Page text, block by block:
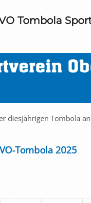
Tombola
diesjährigen Tombola
Tombola 2025